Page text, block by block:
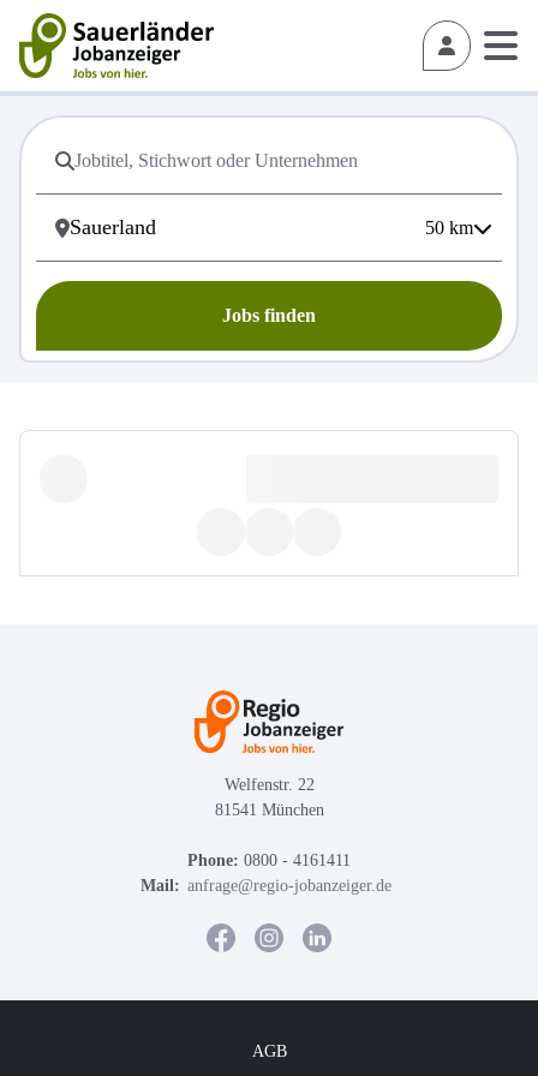
50 km
Jobs finden
Welfenstr. 22
81541 München
Phone: 0800 - 4161411
Mail: anfrage@regio-jobanzeiger.de
AGB